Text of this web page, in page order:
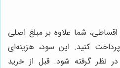
شما علاوه بر مبلغ اصلی
کنید. این سود، هزینه‌ای
نظر گرفته شود. قبل از خرید